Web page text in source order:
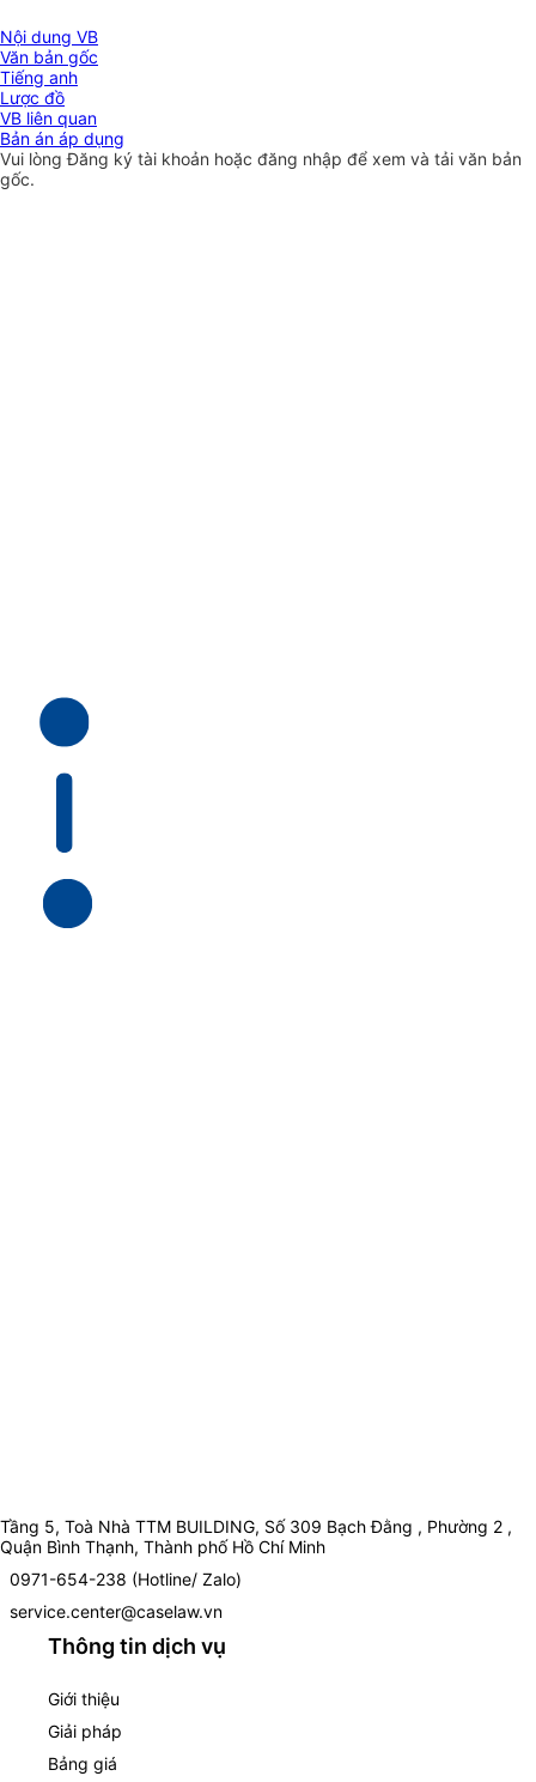
Nội dung VB
Văn bản gốc
Tiếng anh
Lược đồ
VB liên quan
Bản án áp dụng
Vui lòngĐăng ký tài khoản hoặc đăng nhập để xem và tải văn bản
gốc.
Tầng 5, Toà Nhà TTM BUILDING, Số 309 Bạch Đằng , Phường 2 ,
Quận Bình Thạnh, Thành phố Hồ Chí Minh
0971-654-238 (Hotline/ Zalo)
service.center@caselaw.vn
Thông tin dịch vụ
Giới thiệu
Giải pháp
Bảng giá